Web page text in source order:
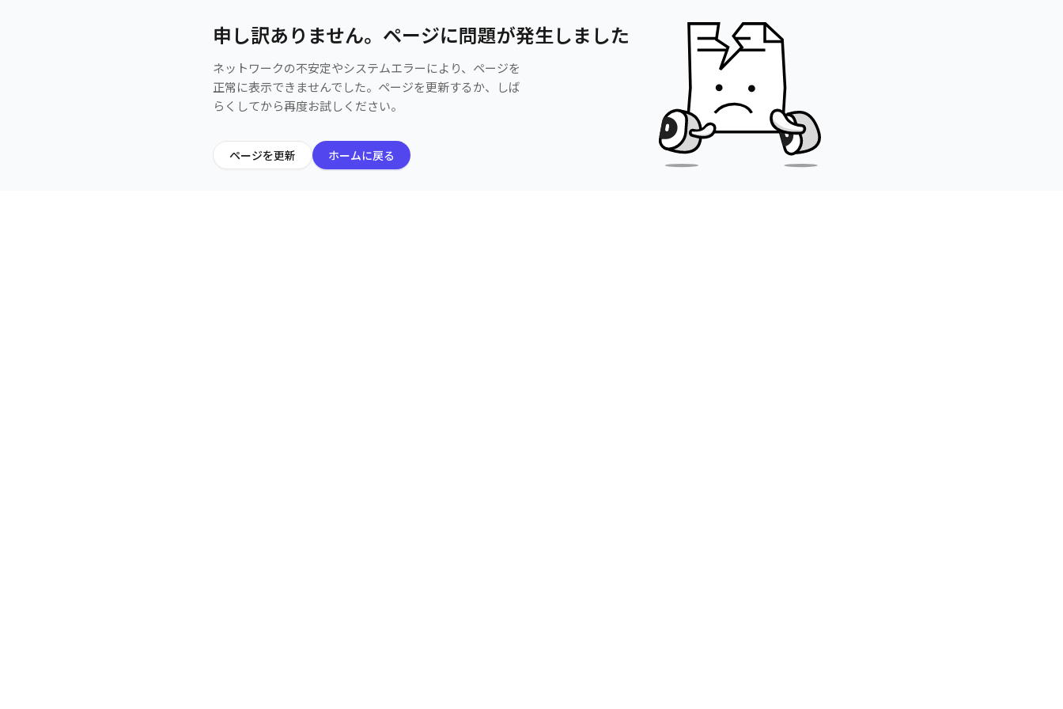
申し訳ありません。ページに問題が発生しました
ネットワークの不安定やシステムエラーにより、ページを
正常に表示できませんでした。ページを更新するか、しば
らくしてから再度お試しください。
ページを更新 ホームに戻る